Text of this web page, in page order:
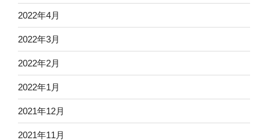
2022年4月
2022年3月
2022年2月
2022年1月
2021年12月
2021年11月